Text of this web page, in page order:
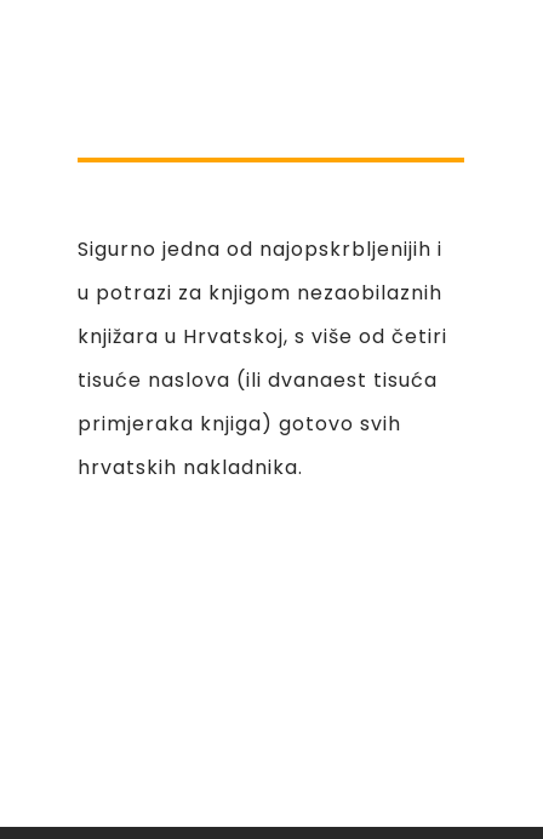
Sigurno jedna od najopskrbljenijih i
u potrazi za knjigom nezaobilaznih
knjižara u Hrvatskoj, s više od četiri
tisuće naslova (ili dvanaest tisuća
primjeraka knjiga) gotovo svih
hrvatskih nakladnika.